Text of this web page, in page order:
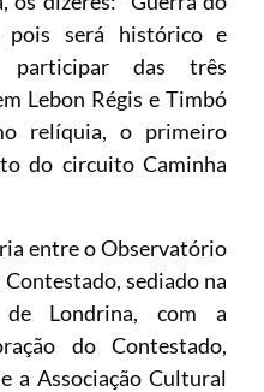
pois será histórico e
participar das três
Lebon Régis e Timbó
relíquia, o primeiro
do circuito Caminha
entre o Observatório
sediado na
de Londrina, com a
do Contestado,
a Associação Cultural